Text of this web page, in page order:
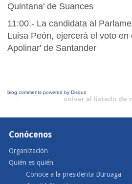
Quintana' de Suances
11:00.- La candidata al
Luisa Peón, ejercerá el voto en
Apolinar' de Santander
blog comments powered by Disqus
volver al listado de
Conócenos
Organización
Quién es quién
Conoce a la presidenta Buruaga